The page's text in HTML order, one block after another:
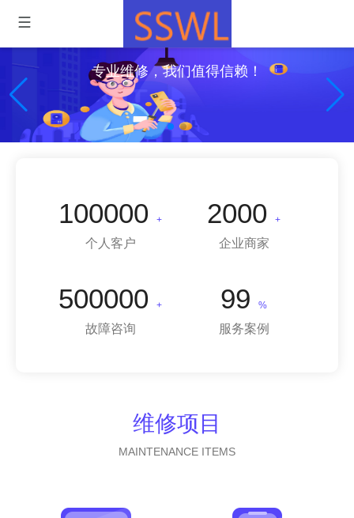
专业维修，我们值得信赖！
100000 +
个人客户
2000 +
企业商家
500000 +
故障咨询
99 %
服务案例
维修项目
MAINTENANCE ITEMS